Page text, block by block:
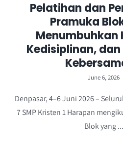
Pelatihan dan
Pramuka
Menumbuhkan
Kedisiplinan,
June 6, 2026
Denpasar, 4–6 Juni 2026 –
7 SMP Kristen 1 Harapan
Blok yang ...